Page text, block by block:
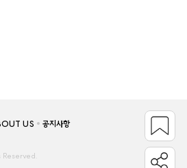
US 공지사항